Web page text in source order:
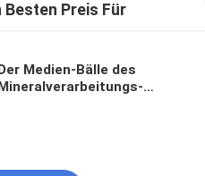
Besten Preis Für
Medien-Bälle des